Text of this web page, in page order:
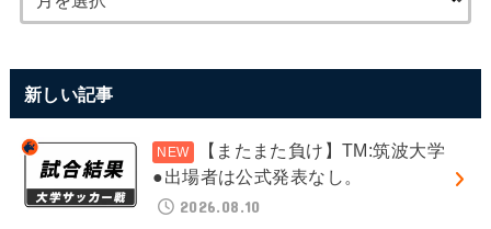
新しい記事
【またまた負け】TM:筑波大学
●出場者は公式発表なし。
2026.08.10